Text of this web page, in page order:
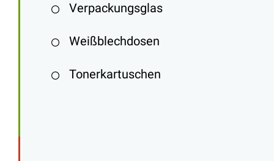
Verpackungsglas
Weißblechdosen
Tonerkartuschen